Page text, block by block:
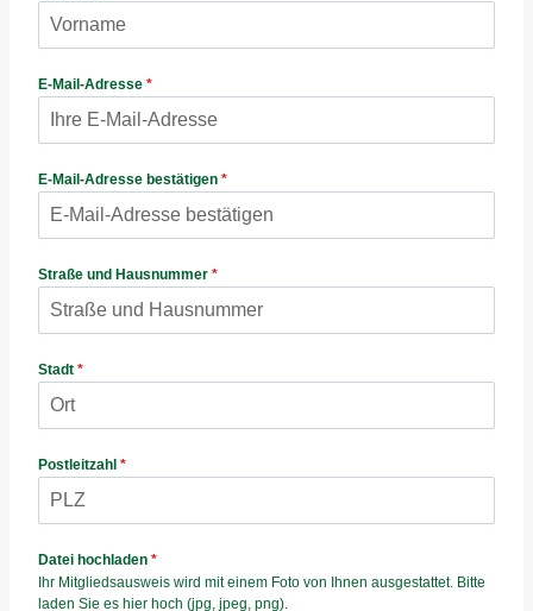
E-Mail-Adresse *
E-Mail-Adresse bestätigen *
Straße und Hausnummer *
Stadt *
Postleitzahl *
Datei hochladen *
Ihr Mitgliedsausweis wird mit einem Foto von Ihnen ausgestattet. Bitte
laden Sie es hier hoch (jpg, jpeg, png).